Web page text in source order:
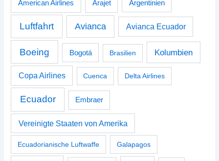
American Airlines Arajet Argentinien
Luftfahrt Avianca Avianca Ecuador
Boeing Bogotá Brasilien Kolumbien
Copa Airlines Cuenca Delta Airlines
Ecuador Embraer
Vereinigte Staaten von Amerika
Ecuadorianische Luftwaffe Galapagos